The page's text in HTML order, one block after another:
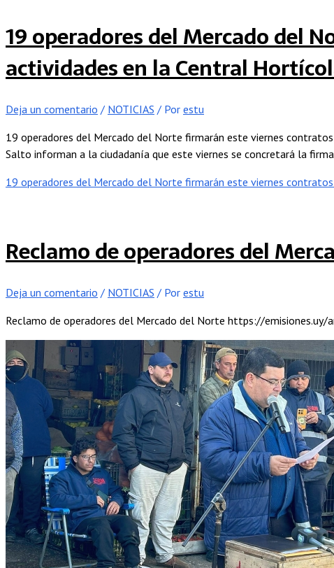
19 operadores del Mercado del
actividades en la Central
Deja un comentario / NOTICIAS / Por estu
19 operadores del Mercado del Norte firmarán este viernes
Salto informan a la ciudadanía que este viernes se concretará la
19 operadores del Mercado del Norte firmarán este viernes
Reclamo de operadores del
Deja un comentario / NOTICIAS / Por estu
Reclamo de operadores del Mercado del Norte https://